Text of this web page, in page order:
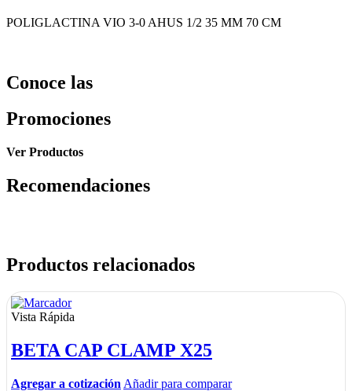
POLIGLACTINA VIO 3-0 AHUS 1/2 35 MM 70 CM
Conoce las
Promociones
Ver Productos
Recomendaciones
Productos relacionados
Vista Rápida
BETA CAP CLAMP X25
Agregar a cotización Añadir para comparar